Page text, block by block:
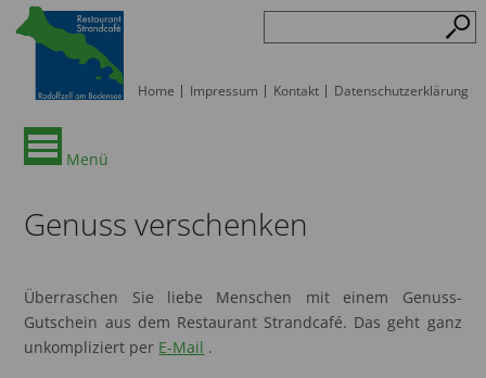
Home Impressum Kontakt Datenschutzerklärung
Menü
Genuss verschenken
Überraschen Sie liebe Menschen mit einem Genuss-
Gutschein aus dem Restaurant Strandcafé. Das geht ganz
unkompliziert per E-Mail .